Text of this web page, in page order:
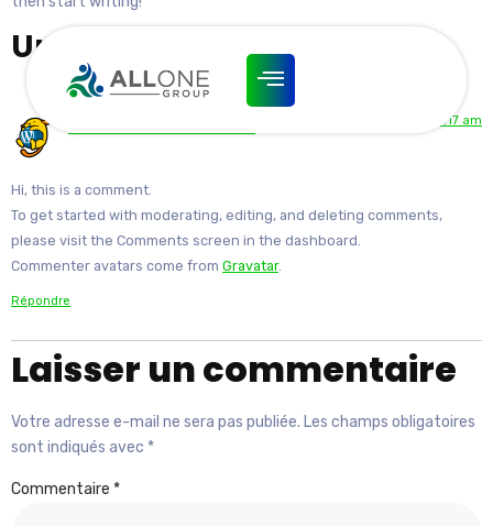
Une réponse
avril 9, 2024 à 11:17 am
Hi, this is a comment.
To get started with moderating, editing, and deleting comments,
please visit the Comments screen in the dashboard.
Commenter avatars come from Gravatar.
Répondre
Laisser un commentaire
Votre adresse e-mail ne sera pas publiée. Les champs obligatoires
sont indiqués avec *
Commentaire *